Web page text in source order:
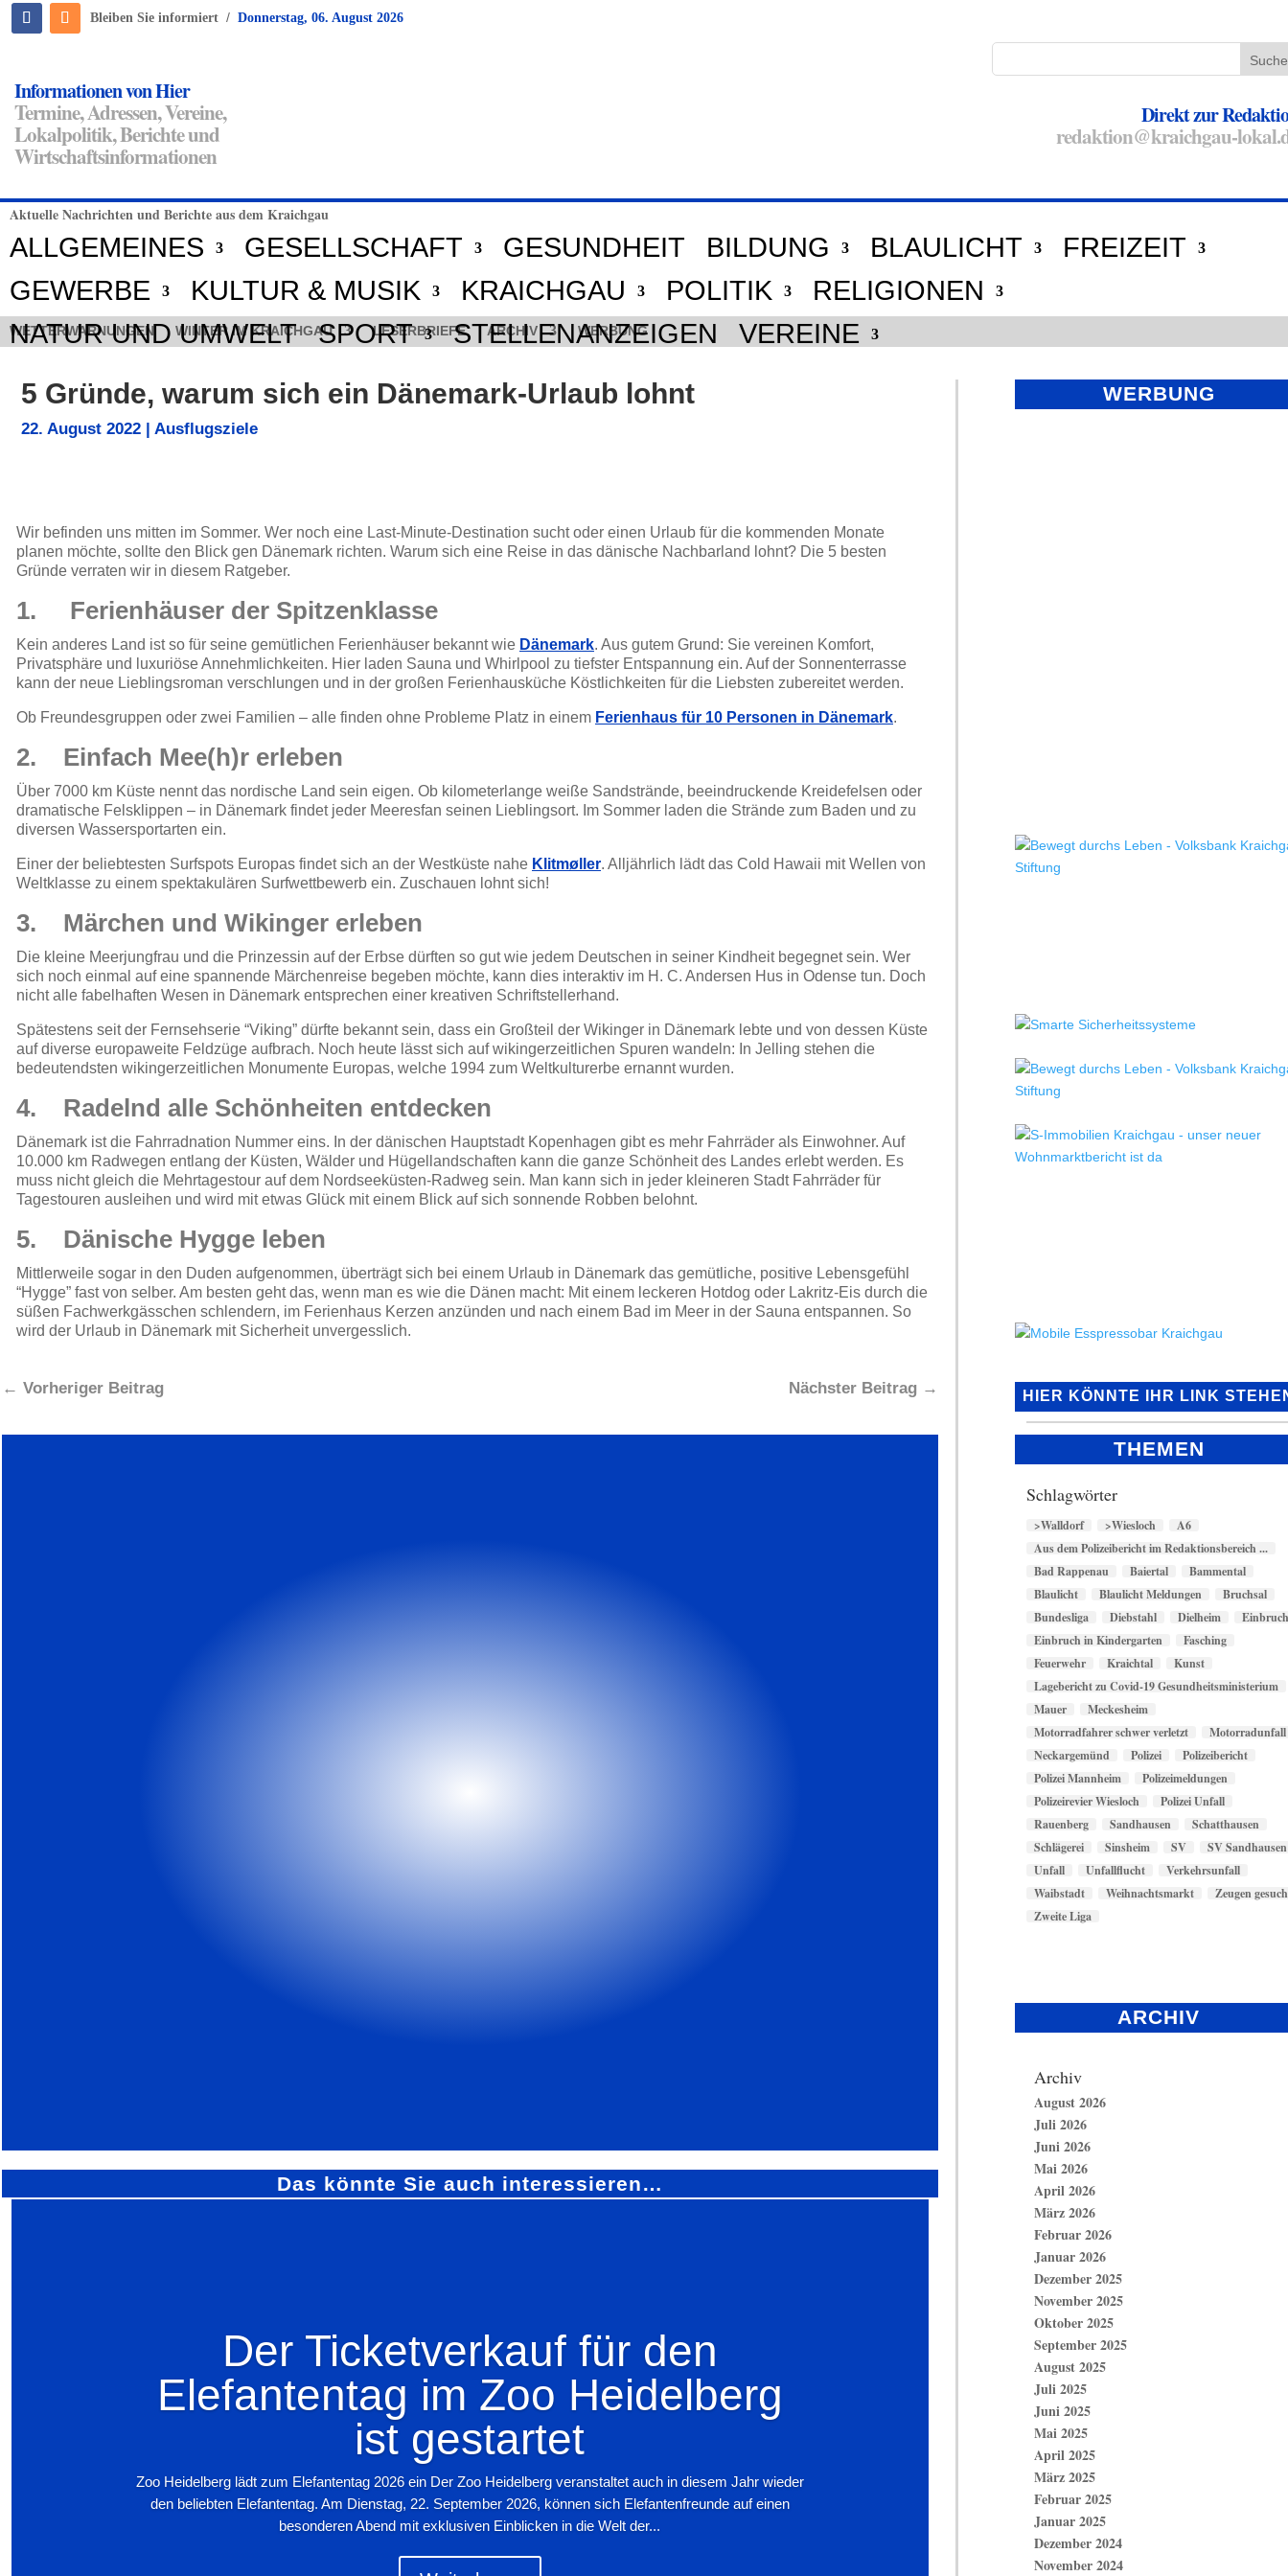
Bleiben Sie informiert / Donnerstag, 06. August 2026
Informationen von Hier
Termine, Adressen, Vereine,
Lokalpolitik, Berichte und
Wirtschaftsinformationen
Direkt zur
redaktion@kraichgau-
Aktuelle Nachrichten und Berichte aus dem Kraichgau
ALLGEMEINES GESELLSCHAFT GESUNDHEIT BILDUNG BLAULICHT
FREIZEIT
GEWERBE
KULTUR & MUSIK KRAICHGAU POLITIK
RELIGIONEN
NATUR UND UMWELT
SPORT STELLENANZEIGEN VEREINE
WETTERWARNUNGEN WINTER IM KRAICHGAU LESERBRIEFE ARCHIV WERBUNG
5 Gründe, warum sich ein Dänemark-Urlaub lohnt
22. August 2022 | Ausflugsziele
Wir befinden uns mitten im Sommer. Wer noch eine Last-Minute-Destination sucht oder einen Urlaub für die kommenden Monate
planen möchte, sollte den Blick gen Dänemark richten. Warum sich eine Reise in das dänische Nachbarland lohnt? Die 5 besten
Gründe verraten wir in diesem Ratgeber.
1. Ferienhäuser der Spitzenklasse
Kein anderes Land ist so für seine gemütlichen Ferienhäuser bekannt wie Dänemark. Aus gutem Grund: Sie vereinen Komfort,
Privatsphäre und luxuriöse Annehmlichkeiten. Hier laden Sauna und Whirlpool zu tiefster Entspannung ein. Auf der Sonnenterrasse
kann der neue Lieblingsroman verschlungen und in der großen Ferienhausküche Köstlichkeiten für die Liebsten zubereitet werden.
Ob Freundesgruppen oder zwei Familien – alle finden ohne Probleme Platz in einem Ferienhaus für 10 Personen in Dänemark.
2. Einfach Mee(h)r erleben
Über 7000 km Küste nennt das nordische Land sein eigen. Ob kilometerlange weiße Sandstrände, beeindruckende Kreidefelsen oder
dramatische Felsklippen – in Dänemark findet jeder Meeresfan seinen Lieblingsort. Im Sommer laden die Strände zum Baden und zu
diversen Wassersportarten ein.
Einer der beliebtesten Surfspots Europas findet sich an der Westküste nahe Klitmøller. Alljährlich lädt das Cold Hawaii mit Wellen von
Weltklasse zu einem spektakulären Surfwettbewerb ein. Zuschauen lohnt sich!
3. Märchen und Wikinger erleben
Die kleine Meerjungfrau und die Prinzessin auf der Erbse dürften so gut wie jedem Deutschen in seiner Kindheit begegnet sein. Wer
sich noch einmal auf eine spannende Märchenreise begeben möchte, kann dies interaktiv im H. C. Andersen Hus in Odense tun. Doch
nicht alle fabelhaften Wesen in Dänemark entsprechen einer kreativen Schriftstellerhand.
Spätestens seit der Fernsehserie “Viking” dürfte bekannt sein, dass ein Großteil der Wikinger in Dänemark lebte und von dessen Küste
auf diverse europaweite Feldzüge aufbrach. Noch heute lässt sich auf wikingerzeitlichen Spuren wandeln: In Jelling stehen die
bedeutendsten wikingerzeitlichen Monumente Europas, welche 1994 zum Weltkulturerbe ernannt wurden.
4. Radelnd alle Schönheiten entdecken
Dänemark ist die Fahrradnation Nummer eins. In der dänischen Hauptstadt Kopenhagen gibt es mehr Fahrräder als Einwohner. Auf
10.000 km Radwegen entlang der Küsten, Wälder und Hügellandschaften kann die ganze Schönheit des Landes erlebt werden. Es
muss nicht gleich die Mehrtagestour auf dem Nordseeküsten-Radweg sein. Man kann sich in jeder kleineren Stadt Fahrräder für
Tagestouren ausleihen und wird mit etwas Glück mit einem Blick auf sich sonnende Robben belohnt.
5. Dänische Hygge leben
Mittlerweile sogar in den Duden aufgenommen, überträgt sich bei einem Urlaub in Dänemark das gemütliche, positive Lebensgefühl
“Hygge” fast von selber. Am besten geht das, wenn man es wie die Dänen macht: Mit einem leckeren Hotdog oder Lakritz-Eis durch die
süßen Fachwerkgässchen schlendern, im Ferienhaus Kerzen anzünden und nach einem Bad im Meer in der Sauna entspannen. So
wird der Urlaub in Dänemark mit Sicherheit unvergesslich.
← Vorheriger Beitrag Nächster Beitrag→
Das könnte Sie auch interessieren…
Der Ticketverkauf für den
Elefantentag im Zoo Heidelberg
ist gestartet
Zoo Heidelberg lädt zum Elefantentag 2026 ein Der Zoo Heidelberg veranstaltet auch in diesem Jahr wieder
den beliebten Elefantentag. Am Dienstag, 22. September 2026, können sich Elefantenfreunde auf einen
besonderen Abend mit exklusiven Einblicken in die Welt der...
WERBUNG
HIER KÖNNTE IHR LINK
THEMEN
Schlagwörter
>Walldorf >Wiesloch
A6
Aus dem Polizeibericht im Redaktionsbereich ...
Bad Rappenau
Baiertal
Bammental
Blaulicht
Blaulicht Meldungen
Bruchsal
Bundesliga
Diebstahl Dielheim
Einbruch in Kindergarten
Fasching
Feuerwehr
Kraichtal
Kunst
Lagebericht zu Covid-19 Gesundheitsministerium
Mauer
Meckesheim
Motorradfahrer schwer verletzt
Motorradunfall
Neckargemünd
Polizei
Polizeibericht
Polizei Mannheim
Polizeimeldungen
Polizeirevier Wiesloch
Polizei Unfall
Rauenberg
Sandhausen
Schatthausen
Schlägerei
Sinsheim SV
SV Sandhausen
Unfall
Unfallflucht
Verkehrsunfall
Waibstadt
Weihnachtsmarkt
Zeugen
Zweite Liga
ARCHIV
Archiv
August 2026
Juli 2026
Juni 2026
Mai 2026
April 2026
März 2026
Februar 2026
Januar 2026
Dezember 2025
November 2025
Oktober 2025
September 2025
August 2025
Juli 2025
Juni 2025
Mai 2025
April 2025
März 2025
Februar 2025
Januar 2025
Dezember 2024
November 2024